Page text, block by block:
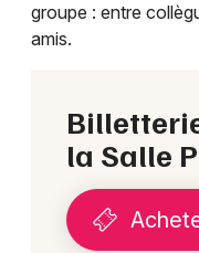
groupe : entre
amis.
la Salle